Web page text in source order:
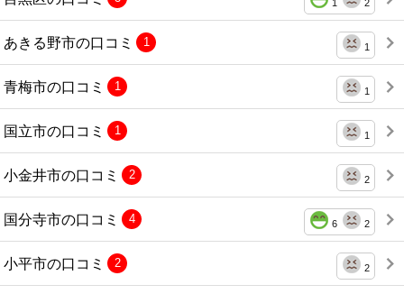
1 2
あきる野市の口コミ 1
1
青梅市の口コミ 1
1
国立市の口コミ 1
1
小金井市の口コミ 2
2
国分寺市の口コミ 6 2
4
小平市の口コミ 2
2